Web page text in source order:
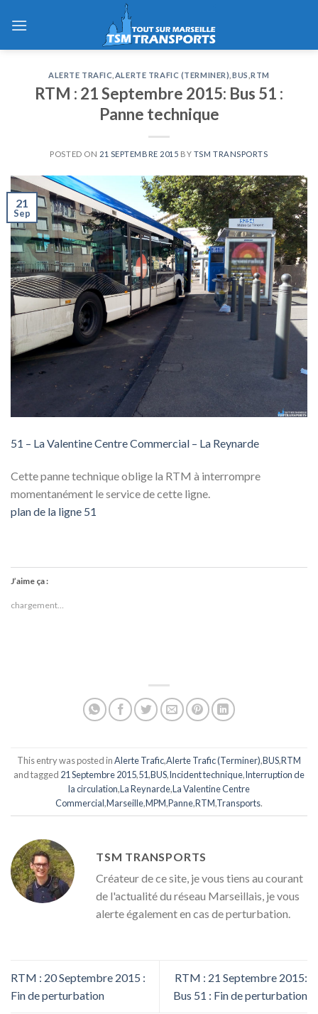
ALERTE TRAFIC ALERTE TRAFIC (TERMINER) BUS ,RTM
RTM : 21 Septembre 2015: Bus 51 :
Panne technique
POSTED ON 21 SEPTEMBRE 2015 BY TSM TRANSPORTS
21
Sep
51 – La Valentine Centre Commercial – La Reynarde
Cette panne technique oblige la RTM à interrompre
momentanément le service de cette ligne.
plan de la ligne 51
J’aime ça :
chargement…
This entry was posted inAlerte Trafic,Alerte Trafic (Terminer),BUS,RTM
and tagged 21 Septembre 2015,51,BUS,Incident technique,Interruption de
la circulation,La Reynarde,La Valentine Centre
Commercial,Marseille,MPM,Panne,RTM,Transports.
TSM TRANSPORTS
Créateur de ce site, je vous tiens au courant
de l'actualité du réseau Marseillais, je vous
alerte également en cas de perturbation.
RTM : 20 Septembre 2015 :
Fin de perturbation
RTM : 21 Septembre 2015:
Bus 51 : Fin de perturbation